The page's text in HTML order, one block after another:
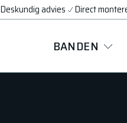
Deskundig advies Direct
BANDEN